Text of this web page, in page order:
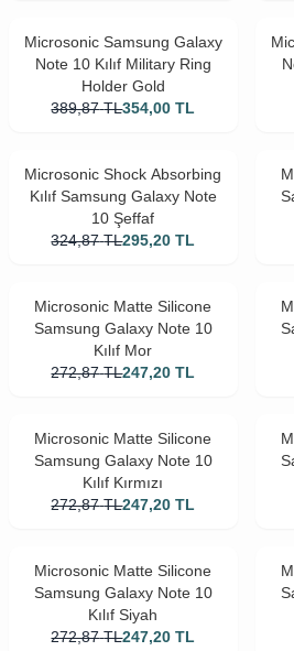
Microsonic Samsung Galaxy
Note 10 Kılıf Military Ring
Holder Gold
389,87 TL354,00 TL
Microsonic Shock Absorbing
Kılıf Samsung Galaxy Note
10 Şeffaf
324,87 TL295,20 TL
Microsonic Matte Silicone
Samsung Galaxy Note 10
Kılıf Mor
272,87 TL247,20 TL
Microsonic Matte Silicone
Samsung Galaxy Note 10
Kılıf Kırmızı
272,87 TL247,20 TL
Microsonic Matte Silicone
Samsung Galaxy Note 10
Kılıf Siyah
272,87 TL247,20 TL